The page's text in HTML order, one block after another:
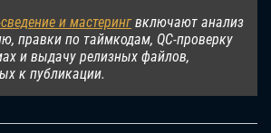
и мастеринг включают анализ
правки по таймкодам, QC-проверку
и выдачу релизных файлов,
к публикации.